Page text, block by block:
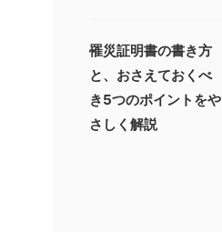
罹災証明書の書き方
と、おさえておくべ
き5つのポイントをや
さしく解説